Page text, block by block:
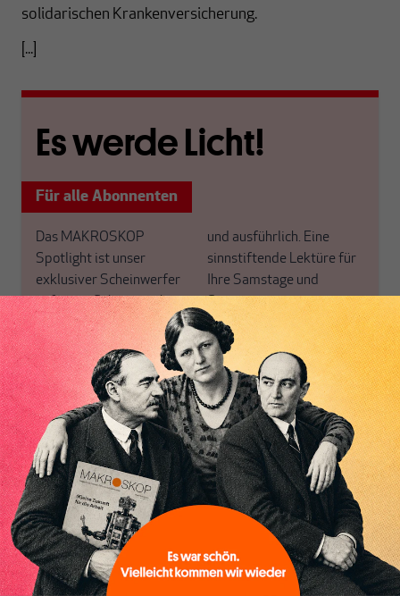
Inhaltsverzeichnis
solidarischen Krankenversicherung.
[...]
Es werde Licht!
Für alle Abonnenten
Das MAKROSKOP
Spotlight ist unser
exklusiver Scheinwerfer
auf einen Schwerpunkt,
den wir alle zwei Wochen
für unsere ABO+ Leser
neu ausrichten.
Warum versteht fast
niemand unser eigenes
Geldsystem? Macht
Arbeitszeitverkürzung
Sinn? Wie geht es mit der
Globalisierung weiter?
Mit ausgewählten Texten
stellen wir uns großen
Fragen aus verschiedenen
Perspektiven –
und ausführlich. Eine
sinnstiftende Lektüre für
Ihre Samstage und
Sonntage.
Sie haben noch kein
Abo+? Dann werten Sie
jetzt auf und profitieren
von einem erweiterten
inhaltlichen Angebot und
anderen Vorteilen mehr.
ABONNIEREN SIE
MAKROSKOP
Schon Abonnent?Dann